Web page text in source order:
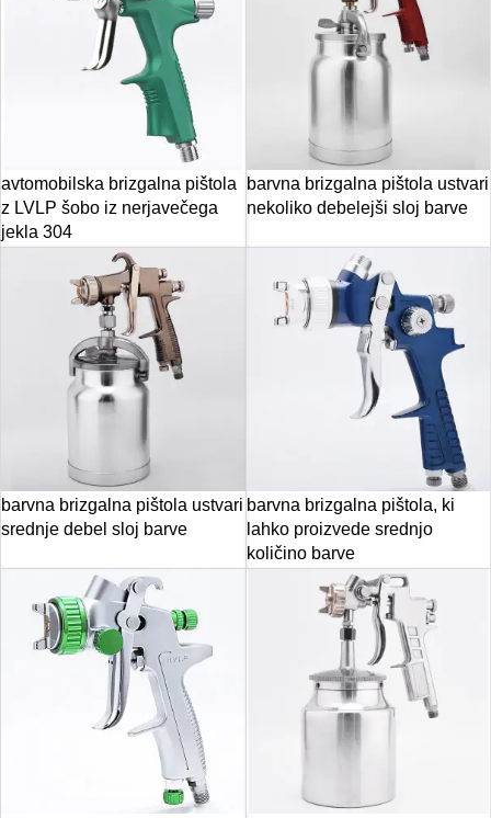
avtomobilska brizgalna pištola
z LVLP šobo iz nerjavečega
jekla 304
barvna brizgalna pištola ustvari
nekoliko debelejši sloj barve
barvna brizgalna pištola ustvari
srednje debel sloj barve
barvna brizgalna pištola, ki
lahko proizvede srednjo
količino barve